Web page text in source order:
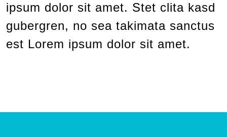
ipsum dolor sit amet. Stet clita kasd
gubergren, no sea takimata sanctus
est Lorem ipsum dolor sit amet.